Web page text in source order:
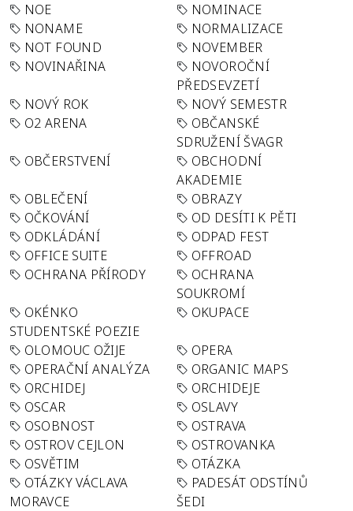
NOE
NOMINACE
NONAME
NORMALIZACE
NOT FOUND
NOVEMBER
NOVINAŘINA
NOVOROČNÍ
PŘEDSEVZETÍ
NOVÝ ROK
NOVÝ SEMESTR
O2 ARENA
OBČANSKÉ
SDRUŽENÍ ŠVAGR
OBČERSTVENÍ
OBCHODNÍ
AKADEMIE
OBLEČENÍ
OBRAZY
OČKOVÁNÍ
OD DESÍTI K PĚTI
ODKLÁDÁNÍ
ODPAD FEST
OFFICE SUITE
OFFROAD
OCHRANA PŘÍRODY
OCHRANA
SOUKROMÍ
OKÉNKO
STUDENTSKÉ POEZIE
OKUPACE
OLOMOUC OŽIJE
OPERA
OPERAČNÍ ANALÝZA
ORGANIC MAPS
ORCHIDEJ
ORCHIDEJE
OSCAR
OSLAVY
OSOBNOST
OSTRAVA
OSTROV CEJLON
OSTROVANKA
OSVĚTIM
OTÁZKA
OTÁZKY VÁCLAVA
MORAVCE
PADESÁT ODSTÍNŮ
ŠEDI